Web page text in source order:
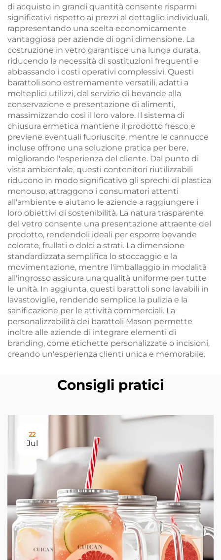
di acquisto in grandi quantità consente risparmi
significativi rispetto ai prezzi al dettaglio individuali,
rappresentando una scelta economicamente
vantaggiosa per aziende di ogni dimensione. La
costruzione in vetro garantisce una lunga durata,
riducendo la necessità di sostituzioni frequenti e
abbassando i costi operativi complessivi. Questi
barattoli sono estremamente versatili, adatti a
molteplici utilizzi, dal servizio di bevande alla
conservazione e presentazione di alimenti,
massimizzando così il loro valore. Il sistema di
chiusura ermetica mantiene il prodotto fresco e
previene eventuali fuoriuscite, mentre le cannucce
incluse offrono una soluzione pratica per bere,
migliorando l'esperienza del cliente. Dal punto di
vista ambientale, questi contenitori riutilizzabili
riducono in modo significativo gli sprechi di plastica
monouso, attraggono i consumatori attenti
all'ambiente e aiutano le aziende a raggiungere i
loro obiettivi di sostenibilità. La natura trasparente
del vetro consente una presentazione attraente del
prodotto, rendendoli ideali per esporre bevande
colorate, frullati o dolci a strati. La dimensione
standardizzata semplifica lo stoccaggio e la
movimentazione, mentre l'imballaggio in modalità
all'ingrosso assicura una qualità uniforme per tutte
le unità. In aggiunta, questi barattoli sono lavabili in
lavastoviglie, rendendo semplice la pulizia e la
sanificazione per le attività commerciali. La
personalizzabilità dei barattoli Mason permette
inoltre alle aziende di integrare elementi di
branding, come etichette personalizzate o incisioni,
creando un'esperienza clienti unica e memorabile.
Consigli pratici
22
Jul